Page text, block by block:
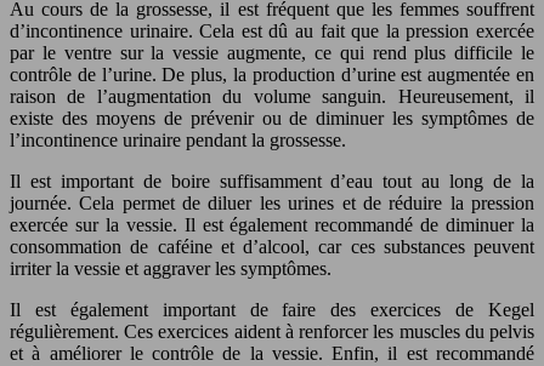
Au cours de la grossesse, il est fréquent que les femmes souffrent
d’incontinence urinaire. Cela est dû au fait que la pression exercée
par le ventre sur la vessie augmente, ce qui rend plus difficile le
contrôle de l’urine. De plus, la production d’urine est augmentée en
raison de l’augmentation du volume sanguin. Heureusement, il
existe des moyens de prévenir ou de diminuer les symptômes de
l’incontinence urinaire pendant la grossesse.
Il est important de boire suffisamment d’eau tout au long de la
journée. Cela permet de diluer les urines et de réduire la pression
exercée sur la vessie. Il est également recommandé de diminuer la
consommation de caféine et d’alcool, car ces substances peuvent
irriter la vessie et aggraver les symptômes.
Il est également important de faire des exercices de Kegel
régulièrement. Ces exercices aident à renforcer les muscles du pelvis
et à améliorer le contrôle de la vessie. Enfin, il est recommandé